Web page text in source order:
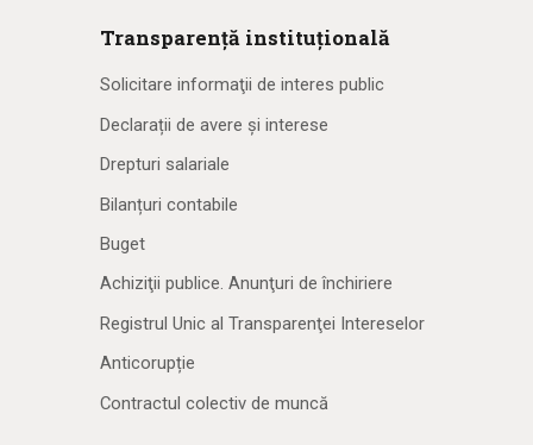
Transparență instituțională
Solicitare informaţii de interes public
Declarații de avere și interese
Drepturi salariale
Bilanțuri contabile
Buget
Achiziţii publice. Anunţuri de închiriere
Registrul Unic al Transparenţei Intereselor
Anticorupție
Contractul colectiv de muncă